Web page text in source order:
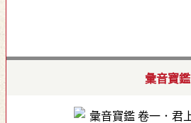
彙音寶鑑